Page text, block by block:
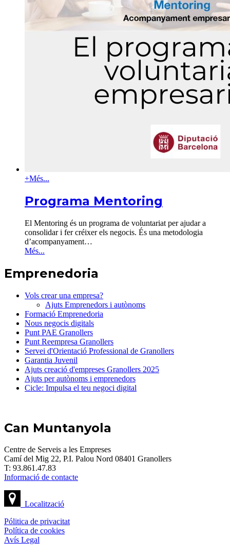
+Més...
Programa Mentoring
El Mentoring és un programa de voluntariat per ajudar a
consolidar i fer créixer els negocis. És una metodologia
d’acompanyament…
Més...
Emprenedoria
Vols crear una empresa?
Ajuts Emprenedors i autònoms
Formació Emprenedoria
Nous negocis digitals
Punt PAE Granollers
Punt Reempresa Granollers
Servei d'Orientació Professional de Granollers
Garantia Juvenil
Ajuts creació d'empreses Granollers 2025
Ajuts per autònoms i emprenedors
Cicle: Impulsa el teu negoci digital
Can Muntanyola
Centre de Serveis a les Empreses
Camí del Mig 22, P.I. Palou Nord 08401 Granollers
T: 93.861.47.83
Informació de contacte
Localització
Pólitica de privacitat
Política de cookies
Avís Legal